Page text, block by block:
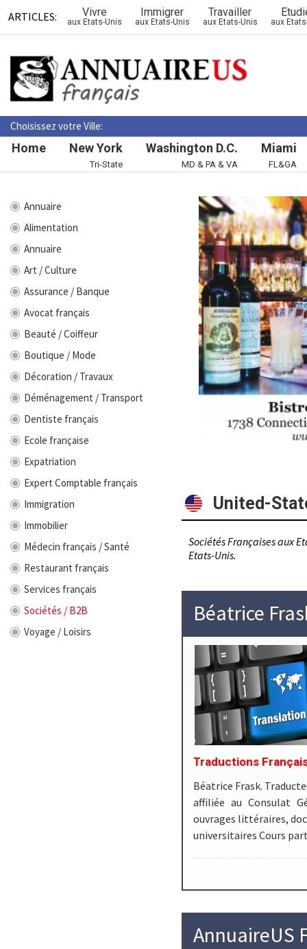
ARTICLES: Vivre
aux Etats-Unis
Immigrer
aux Etats-Unis
Travailler
aux Etats-Unis aux
Choisissez votre Ville:
Home New York
Tri-State
Washington D.C.
MD & PA & VA
Miami
FL&GA
Annuaire
Alimentation
Annuaire
Art / Culture
Assurance / Banque
Avocat français
Beauté / Coiffeur
Boutique / Mode
Décoration / Travaux
Déménagement / Transport
Dentiste français
Ecole française
Expatriation
Expert Comptable français
Immigration
Immobilier
Médecin français / Santé
Restaurant français
Services français
Sociétés / B2B
Voyage / Loisirs
United-
Sociétés Françaises aux
Etats-Unis.
Béatrice
Traductions
Béatrice Frask.
affiliée au Consulat
ouvrages littéraires,
universitaires Cours
AnnuaireUS